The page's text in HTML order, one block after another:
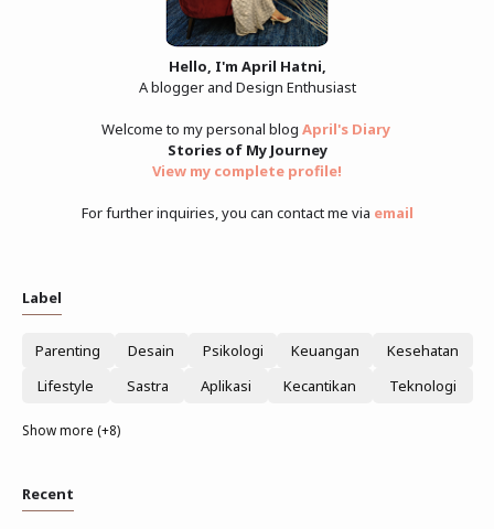
Hello, I'm April Hatni,
A blogger and Design Enthusiast
Welcome to my personal blog April's Diary
Stories of My Journey
View my complete profile!
For further inquiries, you can contact me via email
Label
Parenting Desain Psikologi Keuangan
Kesehatan
Lifestyle
Sastra Aplikasi Kecantikan Teknologi
Show more (+8)
Recent